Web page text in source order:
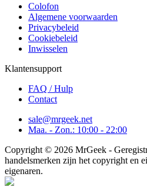
Colofon
Algemene voorwaarden
Privacybeleid
Cookiebeleid
Inwisselen
Klantensupport
FAQ / Hulp
Contact
sale@mrgeek.net
Maa. - Zon.: 10:00 - 22:00
Copyright © 2026 MrGeek -
handelsmerken zijn het copyright en
eigenaren.